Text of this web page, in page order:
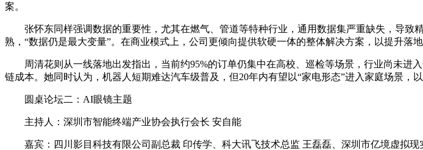
案。
张怀东同样强调数据的重要性，尤其在燃气、管道等特种行业，通用数据集严重缺失，导
熟，“数据仍是最大变量”。在商业模式上，公司更倾向提供软硬一体的整体解决方案，以提升
周清花则从一线落地出发指出，当前约95%的订单仍集中在高校、巡检等场景，行业尚未进
链成本。她同时认为，机器人短期难达汽车级普及，但20年内有望以“家电形态”进入家庭场景，
圆桌论坛二：AI眼镜主题
主持人：深圳市智能终端产业协会执行会长 安自能
嘉宾：四川影目科技有限公司副总裁 印传学、科大讯飞技术总监 王磊磊、深圳市亿境虚拟